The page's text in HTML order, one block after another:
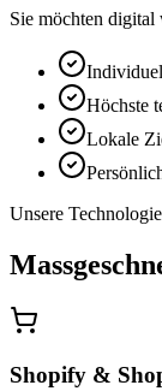
Sie möchten digital
Höchste
Lokale
Unsere
Shopify &